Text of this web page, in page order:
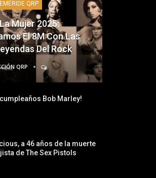
QRP
Mujer 2025:
El 8M Con Las
Del Rock
QRP
Bob Marley!
a 46 años de la muerte
de The Sex Pistols